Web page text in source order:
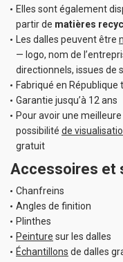
Colle de fixation
pour PVC 12 kg
(20-48 m²)
Elles sont également
partir de matières
Les dalles peuvent être
— logo, nom de
directionnels, issues de
Fabriqué en République
Garantie jusqu’à 12 ans
Pour avoir une
possibilité de
gratuit
Accessoires et
Chanfreins
Angles de finition
Plinthes
Peinture sur les dalles
Échantillons de dalles